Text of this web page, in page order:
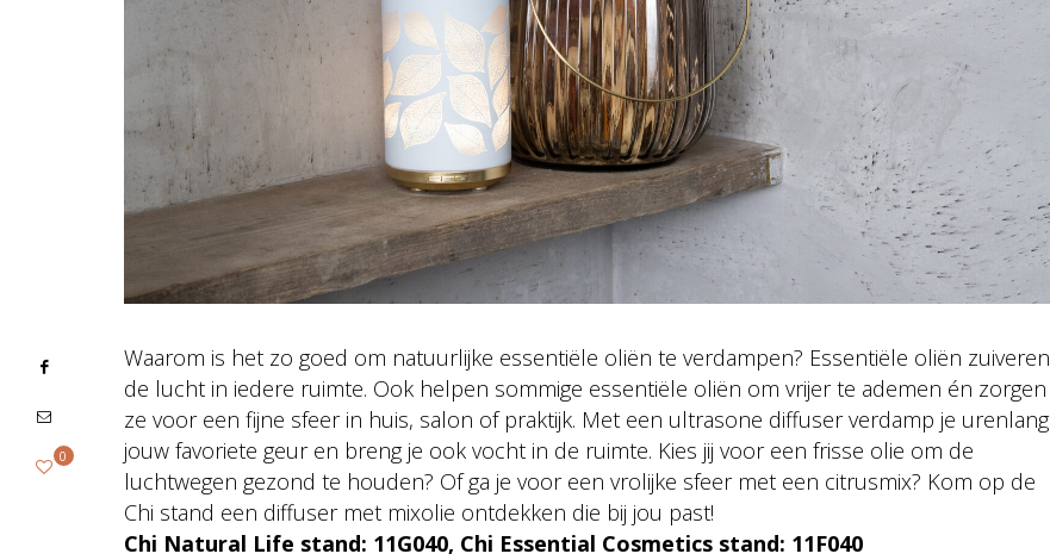
Waarom is het zo goed om natuurlijke essentiële oliën te verdampen? Essentiële oliën zuiveren
de lucht in iedere ruimte. Ook helpen sommige essentiële oliën om vrijer te ademen én zorgen
ze voor een fijne sfeer in huis, salon of praktijk. Met een ultrasone diffuser verdamp je urenlang
jouw favoriete geur en breng je ook vocht in de ruimte. Kies jij voor een frisse olie om de
luchtwegen gezond te houden? Of ga je voor een vrolijke sfeer met een citrusmix? Kom op de
Chi stand een diffuser met mixolie ontdekken die bij jou past!
Chi Natural Life stand: 11G040, Chi Essential Cosmetics stand: 11F040
0